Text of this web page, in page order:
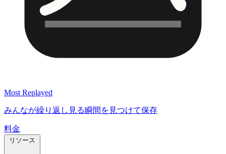
Most Replayed
みんなが繰り返し見る瞬間を見つけて保存
料金
リソース